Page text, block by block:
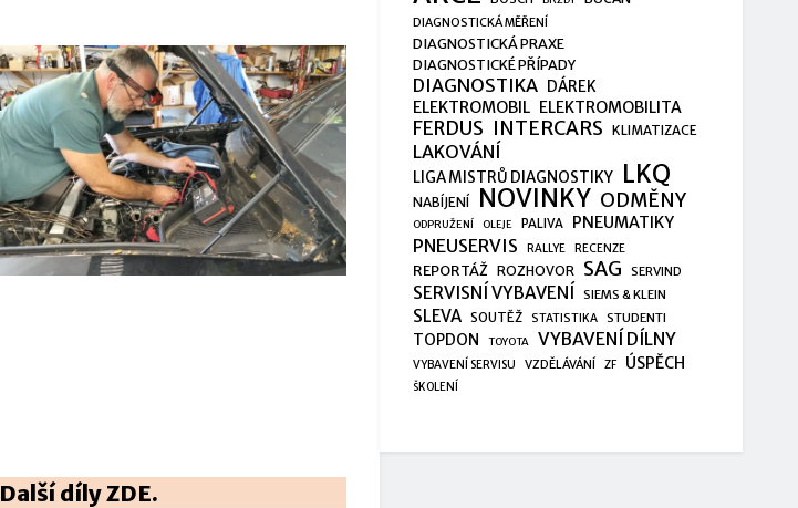
Další díly ZDE.
DIAGNOSTICKÁ MĚŘENÍ
DIAGNOSTICKÁ PRAXE
DIAGNOSTICKÉ PŘÍPADY
DIAGNOSTIKA DÁREK
ELEKTROMOBIL ELEKTROMOBILITA
FERDUS INTERCARS KLIMATIZACE
LAKOVÁNÍ
LIGA MISTRŮ DIAGNOSTIKY LKQ
NABÍJENÍ NOVINKY ODMĚNY
ODPRUŽENÍ OLEJE PALIVA PNEUMATIKY
PNEUSERVIS RALLYE RECENZE
REPORTÁŽ ROZHOVOR SAG SERVIND
SERVISNÍ VYBAVENÍ SIEMS & KLEIN
SLEVA SOUTĚŽ STATISTIKA STUDENTI
TOPDON TOYOTA VYBAVENÍ DÍLNY
VYBAVENÍ SERVISU VZDĚLÁVÁNÍ ZF ÚSPĚCH
ŠKOLENÍ